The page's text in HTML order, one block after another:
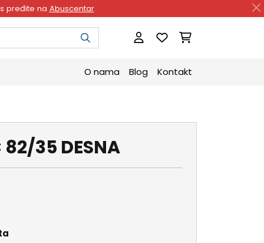
pređite na Abuscentar
O nama Blog Kontakt
82/35 DESNA